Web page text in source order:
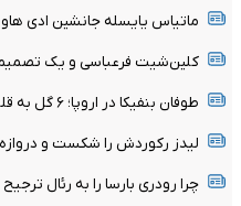
ماتیاس یایسله جانشین ادی
کلین‌شیت فرعباسی و یک تصمیم
طوفان بنفیکا در اروپا؛ ۶ گل به قلب‌های بی‌دفاع هارتس
لیدز رکوردش را شکست و
چرا رودری بارسا را به رئال ترجیح